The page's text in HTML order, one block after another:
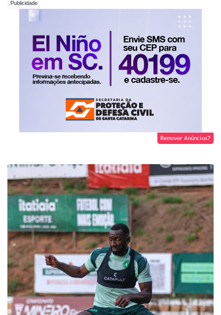
Remover Anúncios?